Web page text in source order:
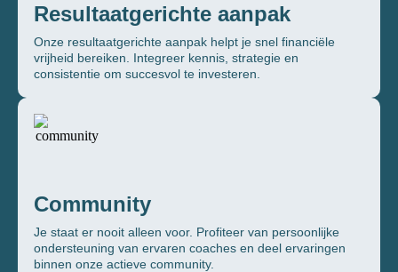
Resultaatgerichte aanpak
Onze resultaatgerichte aanpak helpt je snel financiële
vrijheid bereiken. Integreer kennis, strategie en
consistentie om succesvol te investeren.
Community
Je staat er nooit alleen voor. Profiteer van persoonlijke
ondersteuning van ervaren coaches en deel ervaringen
binnen onze actieve community.